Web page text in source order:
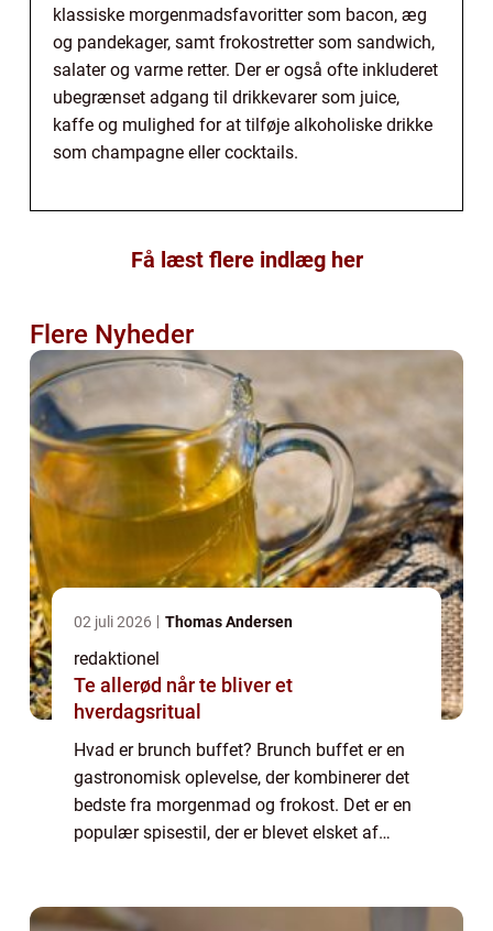
klassiske morgenmadsfavoritter som bacon, æg
og pandekager, samt frokostretter som sandwich,
salater og varme retter. Der er også ofte inkluderet
ubegrænset adgang til drikkevarer som juice,
kaffe og mulighed for at tilføje alkoholiske drikke
som champagne eller cocktails.
Få læst flere indlæg her
Flere Nyheder
02 juli 2026 Thomas Andersen
redaktionel
Te allerød når te bliver et
hverdagsritual
Hvad er brunch buffet? Brunch buffet er en
gastronomisk oplevelse, der kombinerer det
bedste fra morgenmad og frokost. Det er en
populær spisestil, der er blevet elsket af